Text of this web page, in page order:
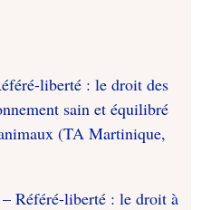
liberté : le droit des
sain et équilibré
(TA Martinique,
Référé-liberté : le droit à